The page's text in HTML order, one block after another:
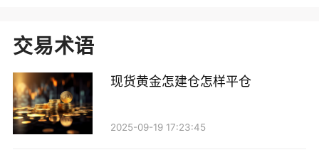
策。
三、控制风险
风险管理是黄金交易中不可或缺的一部分。由于黄
金市场的波动性较大，投资者需要设定合理的止损和止
交易术语
现货黄金怎建仓怎样平仓
2025-09-19 17:23:45